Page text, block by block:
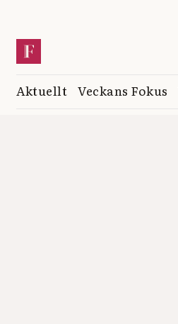
Aktuellt Veckans Fokus